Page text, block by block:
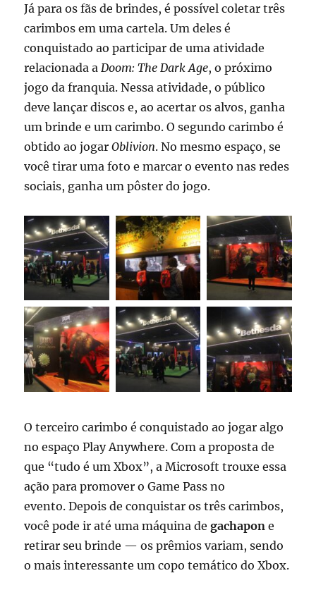
Já para os fãs de brindes, é possível coletar três
carimbos em uma cartela. Um deles é
conquistado ao participar de uma atividade
relacionada a Doom: The Dark Age, o próximo
jogo da franquia. Nessa atividade, o público
deve lançar discos e, ao acertar os alvos, ganha
um brinde e um carimbo. O segundo carimbo é
obtido ao jogarOblivion. No mesmo espaço, se
você tirar uma foto e marcar o evento nas redes
sociais, ganha um pôster do jogo.
O terceiro carimbo é conquistado ao jogar algo
no espaço Play Anywhere. Com a proposta de
que “tudo é um Xbox”, a Microsoft trouxe essa
ação para promover o Game Pass no
evento. Depois de conquistar os três carimbos,
você pode ir até uma máquina degachapon e
retirar seu brinde — os prêmios variam, sendo
o mais interessante um copo temático do Xbox.